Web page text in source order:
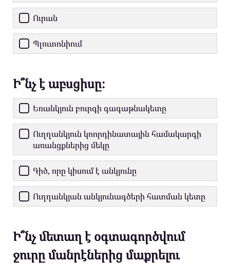
Ուրան
Պլուտոնիում
Ի՞նչ է աբսցիսը։
Եռանկյուն բուրգի գագաթնակետը
Ուղղանկյուն կոորդինատային համակարգի
առանցքներից մեկը
Գիծ, որը կիսում է անկյունը
Ուղղանկյան անկյունագծերի հատման կետը
Ի՞նչ մետաղ է օգտագործվում
ջուրը մանրէներից մաքրելու